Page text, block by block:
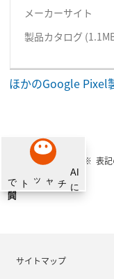
メーカーサイト
製品カタログ
ほかのGoogle Pixel
表
サイトマップ